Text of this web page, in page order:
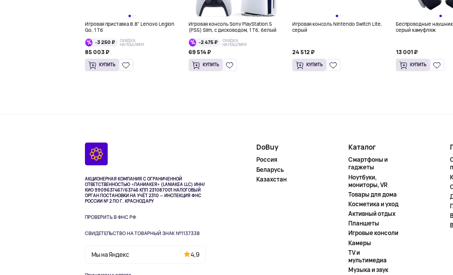
Игровая приставка 8.8" Lenovo Legion
Go, 1 Тб
-3 250 ₽
СКИДКА
НА ПОШЛИНУ
85 003 ₽
КУПИТЬ
Игровая консоль Sony PlayStation 5
(PS5) Slim, с дисководом, 1 Тб, белый
-2 475 ₽
СКИДКА
НА ПОШЛИНУ
69 514 ₽
КУПИТЬ
Игровая консоль Nintendo Switch Lite,
серый
24 512 ₽
КУПИТЬ
Беспроводные
серый камуфляж
13 001 ₽
КУПИТЬ
АКЦИОНЕРНАЯ КОМПАНИЯ С ОГРАНИЧЕННОЙ
ОТВЕТСТВЕННОСТЬЮ «ЛАНИАКЕЯ» (LANIAKEA LLC) ИНН/
КИО 9909637467/63746 КПП 231087001НАЛОГОВЫЙ
ОРГАН ПОСТАНОВКИ НА УЧЁТ 2310 — ИНСПЕКЦИЯ ФНС
РОССИИ № 2 ПО Г. КРАСНОДАРУ
ПРОВЕРИТЬ В ФНС РФ
СВИДЕТЕЛЬСТВО НА ТОВАРНЫЙ ЗНАК №1137338
Мы на Яндекс 4,9
DoBuy
Россия
Беларусь
Казахстан
Каталог
Смартфоны и
гаджеты
Ноутбуки,
мониторы, VR
Товары для дома
Косметика и уход
Активный отдых
Планшеты
Игровые консоли
Камеры
TV и
мультимедиа
Музыка и звук